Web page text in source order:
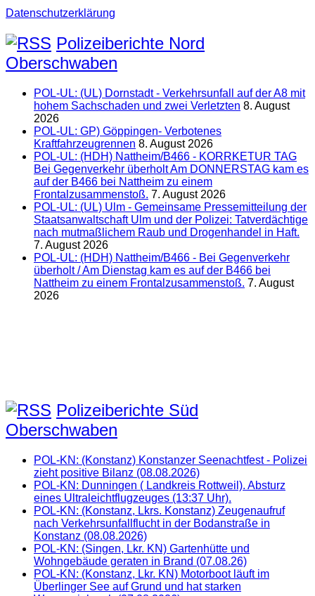
Datenschutzerklärung
Polizeiberichte Nord
Oberschwaben
POL-UL: (UL) Dornstadt - Verkehrsunfall auf der A8 mit
hohem Sachschaden und zwei Verletzten 8. August
2026
POL-UL: GP) Göppingen- Verbotenes
Kraftfahrzeugrennen 8. August 2026
POL-UL: (HDH) Nattheim/B466 - KORRKETUR TAG
Bei Gegenverkehr überholt Am DONNERSTAG kam es
auf der B466 bei Nattheim zu einem
Frontalzusammenstoß. 7. August 2026
POL-UL: (UL) Ulm - Gemeinsame Pressemitteilung der
Staatsanwaltschaft Ulm und der Polizei: Tatverdächtige
nach mutmaßlichem Raub und Drogenhandel in Haft.
7. August 2026
POL-UL: (HDH) Nattheim/B466 - Bei Gegenverkehr
überholt / Am Dienstag kam es auf der B466 bei
Nattheim zu einem Frontalzusammenstoß. 7. August
2026
Polizeiberichte Süd
Oberschwaben
POL-KN: (Konstanz) Konstanzer Seenachtfest - Polizei
zieht positive Bilanz (08.08.2026)
POL-KN: Dunningen ( Landkreis Rottweil). Absturz
eines Ultraleichtflugzeuges (13:37 Uhr).
POL-KN: (Konstanz, Lkrs. Konstanz) Zeugenaufruf
nach Verkehrsunfallflucht in der Bodanstraße in
Konstanz (08.08.2026)
POL-KN: (Singen, Lkr. KN) Gartenhütte und
Wohngebäude geraten in Brand (07.08.26)
POL-KN: (Konstanz, Lkr. KN) Motorboot läuft im
Überlinger See auf Grund und hat starken